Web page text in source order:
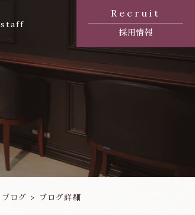
staff
Recruit
採用情報
ブログ ブログ詳細